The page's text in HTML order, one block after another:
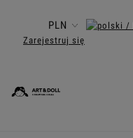
Zarejestruj się